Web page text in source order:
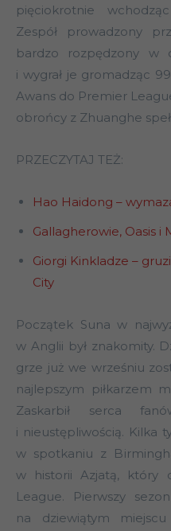
pięciokrotnie
Zespół prowadzony
bardzo rozpędzony w
i wygrał je gromadząc
Awans do Premier
obrońcy z Zhuanghe
PRZECZYTAJ TEŻ:
Hao Haidong –
Gallagherowie, Oasis i
Giorgi Kinkladze –
City
Początek Suna w
w Anglii był znakomity.
grze już we wrześniu
najlepszym piłkarzem
Zaskarbił serca
i nieustępliwością. Kilka
w spotkaniu z
w historii Azjatą, który
League. Pierwszy
na dziewiątym